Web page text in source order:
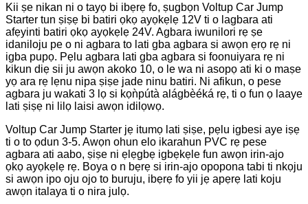
Kii ṣe nikan ni o tayọ bi ibẹrẹ fo, ṣugbọn Voltup Car Jump
Starter tun ṣiṣẹ bi batiri ọkọ ayọkẹlẹ 12V ti o lagbara ati
afẹyinti batiri ọkọ ayọkẹlẹ 24V. Agbara iwunilori rẹ ṣe
idaniloju pe o ni agbara to lati gba agbara si awọn ẹrọ rẹ ni
igba pupọ. Pẹlu agbara lati gba agbara si foonuiyara rẹ ni
kikun diẹ sii ju awọn akoko 10, o le wa ni asopọ ati ki o maṣe
yọ ara rẹ lẹnu nipa ṣiṣe jade ninu batiri. Ni afikun, o pese
agbara ju wakati 3 lọ si kọǹpútà alágbèéká rẹ, ti o fun ọ laaye
lati ṣiṣẹ ni lilọ laisi awọn idilọwọ.
Voltup Car Jump Starter jẹ itumọ lati ṣiṣe, pẹlu igbesi aye iṣẹ
ti o to ọdun 3-5. Awọn ohun elo ikarahun PVC rẹ pese
agbara ati aabo, ṣiṣe ni ẹlẹgbẹ igbẹkẹle fun awọn irin-ajo
ọkọ ayọkẹlẹ rẹ. Boya o n bẹrẹ si irin-ajo opopona tabi ti nkọju
si awọn ipo oju ojo to buruju, ibẹrẹ fo yii jẹ apẹrẹ lati koju
awọn italaya ti o nira julọ.